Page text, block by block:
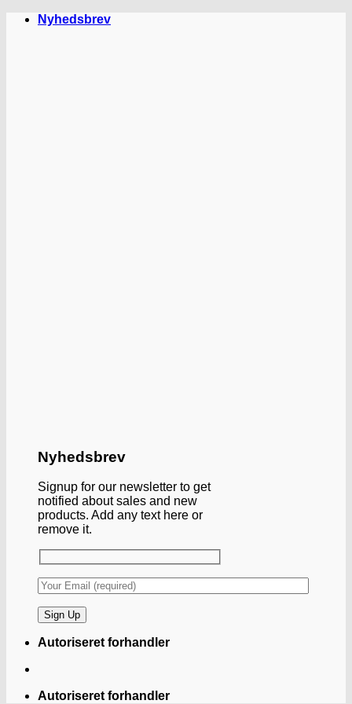
FortsætNyhedsbrev
Nyhedsbrev
Signup for our newsletter to get
notified about sales and new
products. Add any text here or
remove it.
Autoriseret forhandler
Autoriseret forhandler